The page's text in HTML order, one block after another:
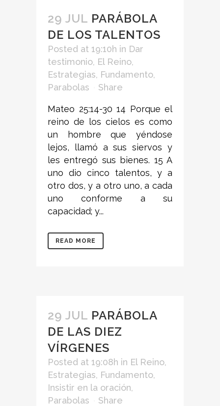
29 JUL PARÁBOLA
DE LOS TALENTOS
Posted at 19:10h in Dar
testimonio, El Reino,
Estrategias, Fundamento,
Parabolas
Share
Mateo 25:14-30 14 Porque el
reino de los cielos es como
un hombre que yéndose
lejos, llamó a sus siervos y
les entregó sus bienes. 15 A
uno dio cinco talentos, y a
otro dos, y a otro uno, a cada
uno conforme a su
capacidad; y...
READ MORE
29 JUL PARÁBOLA
DE LAS DIEZ
VÍRGENES
Posted at 19:08h in El Reino,
Estrategias, Fundamento,
Insistir en la oración,
Parabolas
Share